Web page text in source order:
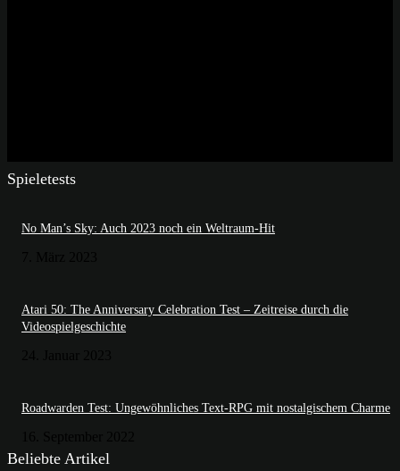
Spieletests
No Man’s Sky: Auch 2023 noch ein Weltraum-Hit
Atari 50: The Anniversary Celebration Test – Zeitreise durch die
Videospielgeschichte
Roadwarden Test: Ungewöhnliches Text-RPG mit nostalgischem Charme
Beliebte Artikel